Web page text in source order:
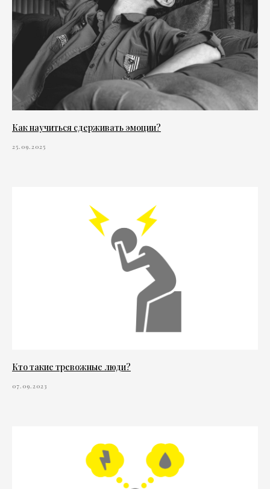
Как научиться сдерживать эмоции?
25.09.2025
Кто такие тревожные люди?
07.09.2023